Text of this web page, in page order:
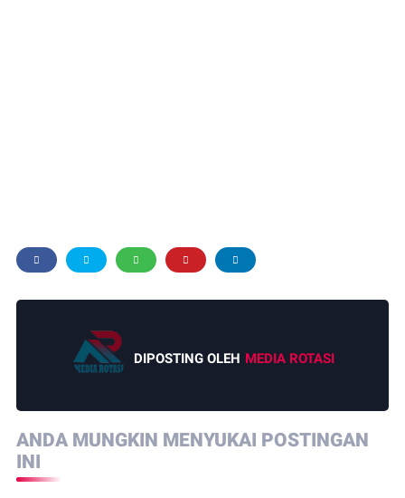
DIPOSTING OLEH MEDIA ROTASI
ANDA MUNGKIN MENYUKAI POSTINGAN
INI